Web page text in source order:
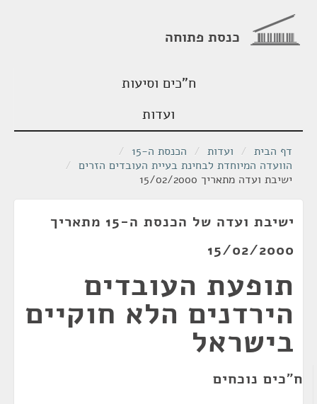
כנסת פתוחה
ח"כים וסיעות
ועדות
דף הבית / ועדות / הכנסת ה-15
/
הוועדה המיוחדת לבחינת בעיית העובדים הזרים /
ישיבת ועדה מתאריך 15/02/2000
ישיבת ועדה של הכנסת ה-15 מתאריך
15/02/2000
תופעת העובדים
הירדנים הלא חוקיים
בישראל
ח"כים נוכחים